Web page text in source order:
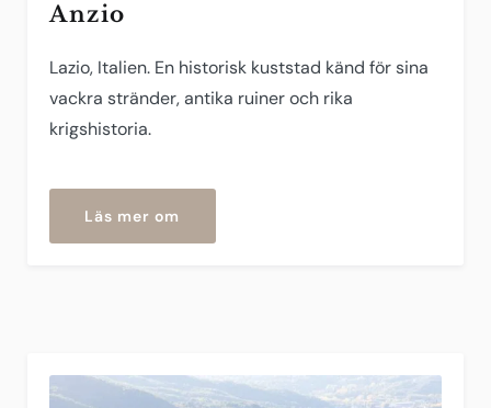
Anzio
Lazio, Italien. En historisk kuststad känd för sina
vackra stränder, antika ruiner och rika
krigshistoria.
Läs mer om